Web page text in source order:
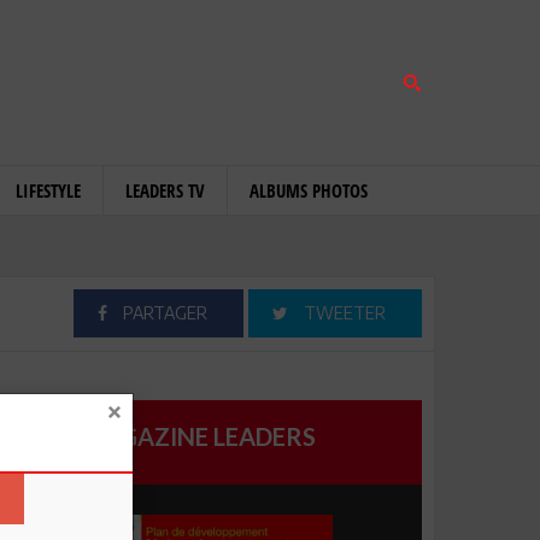
LIFESTYLE LEADERS TV ALBUMS PHOTOS
PARTAGER TWEETER
MAGAZINE LEADERS